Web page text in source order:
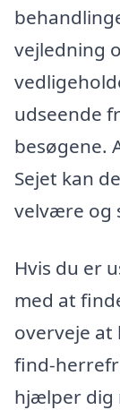
vejledning
udseende
besøgene.
Sejet kan
velvære og
Hvis du er
med at
overveje at
find-
hjælper dig